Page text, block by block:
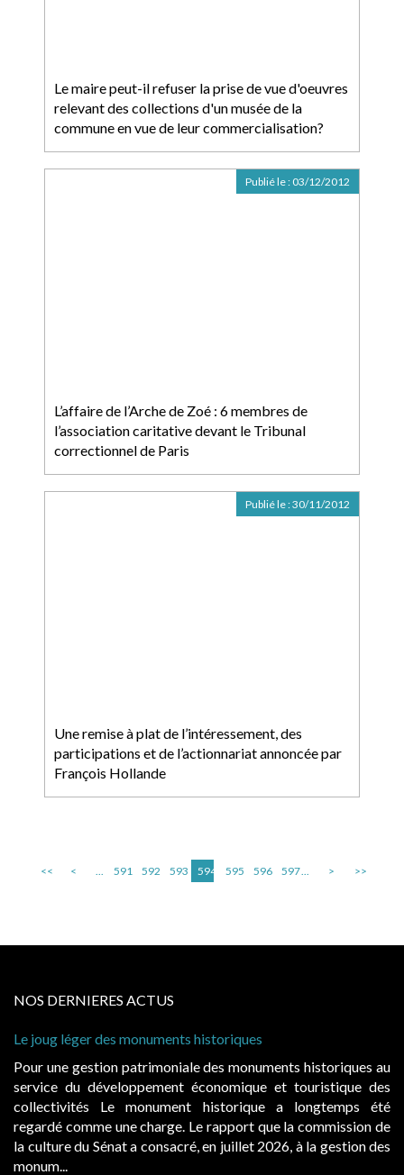
Le maire peut-il refuser la prise de vue d'oeuvres
relevant des collections d'un musée de la
commune en vue de leur commercialisation?
L’affaire de l’Arche de Zoé : 6 membres de
l’association caritative devant le Tribunal
correctionnel de Paris
Publié le : 03/12/2012
Une remise à plat de l’intéressement, des
participations et de l’actionnariat annoncée par
François Hollande
Publié le :30/11/2012
<< < ... 591 592 593 594 595 596 597... > >>
NOS DERNIERES ACTUS
Le joug léger des monuments historiques
Pour une gestion patrimoniale des monuments historiques au
service du développement économique et touristique des
collectivités Le monument historique a longtemps été
regardé comme une charge. Le rapport que la commission de
la culture du Sénat a consacré, en juillet 2026, à la gestion des
monum...